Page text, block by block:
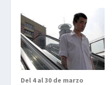
Del 4 al 30 de marzo